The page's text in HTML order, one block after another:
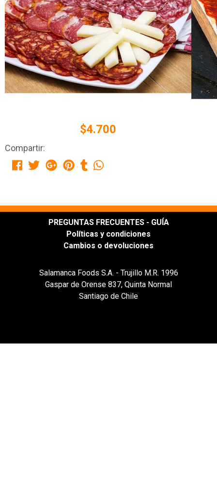
$4.700
Compartir:
PREGUNTAS FRECUENTES - GUÍA
Políticas y condiciones
Cambios o devoluciones
Salamanca Foods S.A. - Trujillo M.R. 1996
Gaspar de Orense 837, Quinta Normal
Santiago de Chile